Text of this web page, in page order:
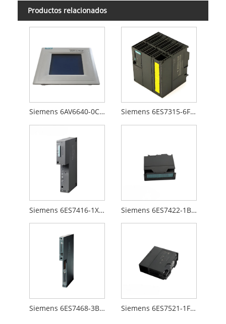
Productos relacionados
Siemens 6AV6640-0CA01-0AX0 Siemens 6ES7315-6FF00-0AB0
Siemens 6ES7416-1XJ01-0AB0 Siemens 6ES7422-1BL00-0AA0
Siemens 6ES7468-3BB50-0AA0 Siemens 6ES7521-1FH00-0AA0